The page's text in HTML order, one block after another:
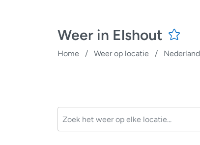
Weer in Elshout
Home / Weer op locatie / Nederland